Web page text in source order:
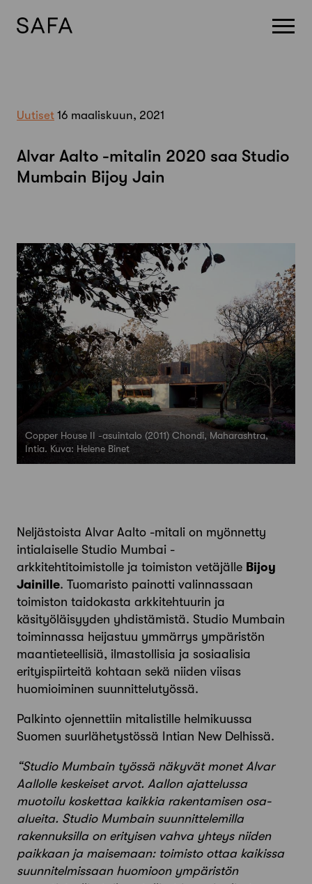
Uutiset 16 maaliskuun, 2021
Alvar Aalto -mitalin 2020 saa Studio
Mumbain Bijoy Jain
Copper House II -asuintalo (2011) Chondi, Maharashtra,
Intia. Kuva: Helene Binet
Neljästoista Alvar Aalto -mitali on myönnetty
intialaiselle Studio Mumbai -
arkkitehtitoimistolle ja toimiston vetäjälle Bijoy
Jainille. Tuomaristo painotti valinnassaan
toimiston taidokasta arkkitehtuurin ja
käsityöläisyyden yhdistämistä. Studio Mumbain
toiminnassa heijastuu ymmärrys ympäristön
maantieteellisiä, ilmastollisia ja sosiaalisia
erityispiirteitä kohtaan sekä niiden viisas
huomioiminen suunnittelutyössä.
Palkinto ojennettiin mitalistille helmikuussa
Suomen suurlähetystössä Intian New Delhissä.
“Studio Mumbain työssä näkyvät monet Alvar
Aallolle keskeiset arvot. Aallon ajattelussa
muotoilu koskettaa kaikkia rakentamisen osa-
alueita. Studio Mumbain suunnittelemilla
rakennuksilla on erityisen vahva yhteys niiden
paikkaan ja maisemaan: toimisto ottaa kaikissa
suunnitelmissaan huomioon ympäristön